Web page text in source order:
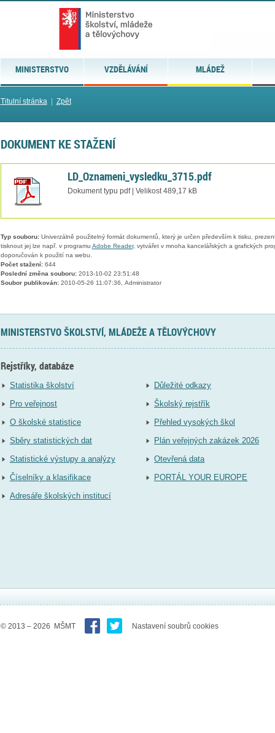
MINISTERSTVO VZDĚLÁVÁNÍ MLÁDEŽ
Titulní stránka| Zpět
DOKUMENT KE STAŽENÍ
LD_Oznameni_vysledku_3715.pdf
Dokument typu pdf | Velikost 489,17 kB
Typ souboru:Univerzálně použitelný formát dokumentů, který je určen především k tisku,
tisknout jej lze např. v programu Adobe Reader, vytvářet v mnoha kancelářských a grafických
doporučován k použití na webu.
Počet stažení:644
Poslední změna souboru:2013-10-02 23:51:48
Soubor publikován:2010-05-26 11:07:36, Administrator
MINISTERSTVO ŠKOLSTVÍ, MLÁDEŽE A TĚLOVÝCHOVY
Rejstříky, databáze
Statistika školství
Pro veřejnost
O školské statistice
Sběry statistických dat
Statistické výstupy a analýzy
Číselníky a klasifikace
Adresáře školských institucí
Důležité odkazy
Školský rejstřík
Přehled vysokých škol
Plán veřejných zakázek 2026
Otevřená data
PORTÁL YOUR EUROPE
© 2013 – 2026 MŠMT Nastavení soubrů cookies